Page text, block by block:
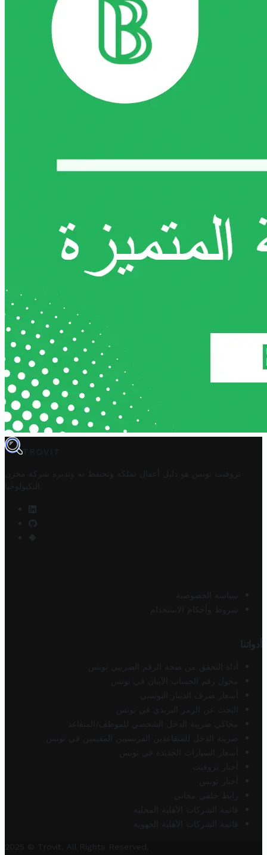
TROVIT
تروفيت تونس هو دليل أعمال تملكه وتحتفظ به وتديره
شركة مخزن
التكنولوجيا
سياسة الخصوصية
شروط وأحكام الاستخدام
أدواتنا
أداة التحقق من صحة الرقم الضريبي تونس
محول رقم الحساب الآيبان في تونس
أسعار صرف الدينار التونسي
البحث عن الرمز البريدي في تونس
محاكي ضريبة الدخل الشخصي للموظف/المتقاعد
ضريبة الدخل للمتقاعدين الفرنسيين المقيمين في تونس
أسعار السيارات الجديدة في تونس
أخبار تروفيت
أخبار تونس
رابط خلفي مجاني
قائمة الشركات الأهلية المحلية
قائمة الشركات الأهلية الجهوية
2025 © Trovit. All Rights Reserved.